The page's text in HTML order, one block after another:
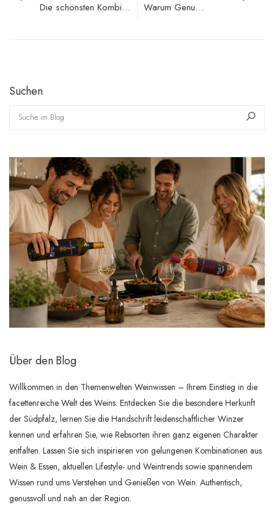
Die schönsten Kombinationen aus Wein, Musik und Essen Warum Genuss Zeit braucht
Suchen
Suche im Blog
Über den Blog
Willkommen in den Themenwelten Weinwissen – Ihrem Einstieg in die
facettenreiche Welt des Weins. Entdecken Sie die besondere Herkunft
der Südpfalz, lernen Sie die Handschrift leidenschaftlicher Winzer
kennen und erfahren Sie, wie Rebsorten ihren ganz eigenen Charakter
entfalten. Lassen Sie sich inspirieren von gelungenen Kombinationen aus
Wein & Essen, aktuellen Lifestyle- und Weintrends sowie spannendem
Wissen rund ums Verstehen und Genießen von Wein. Authentisch,
genussvoll und nah an der Region.